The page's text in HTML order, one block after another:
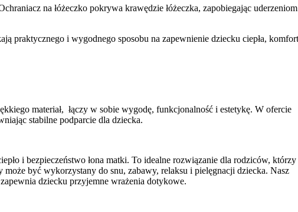
na łóżeczko pokrywa krawędzie łóżeczka, zapobiegając
praktycznego i wygodnego sposobu na zapewnienie dziecku ciepła,
materiał, łączy w sobie wygodę, funkcjonalność i estetykę. W ofercie
stabilne podparcie dla dziecka.
i bezpieczeństwo łona matki. To idealne rozwiązanie dla rodziców, którzy
być wykorzystany do snu, zabawy, relaksu i pielęgnacji dziecka. Nasz
dziecku przyjemne wrażenia dotykowe.